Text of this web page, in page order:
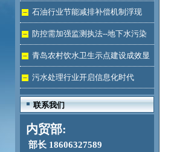
石油行业节能减排补偿机制浮现
防控需加强监测执法--地下水污染
加剧青岛农村饮水卫生示点建设成效显
著 污水处理行业开启信息化时代
联系我们
内贸部:
部长 18606327589